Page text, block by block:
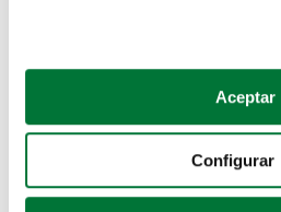
Si lo permite, también
Recopilar información sobre
Identificar su dispositivo
para buscar características
Aceptar
Configurar
Coches de segunda mano
Coches de km0